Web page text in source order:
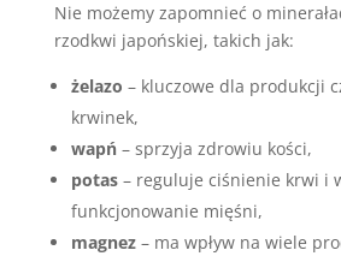
Nie możemy zapomnieć o
rzodkwi japońskiej, takich jak:
żelazo – kluczowe dla produkcji
krwinek,
wapń– sprzyja zdrowiu kości,
potas– reguluje ciśnienie krwi i
funkcjonowanie mięśni,
magnez– ma wpływ na wiele